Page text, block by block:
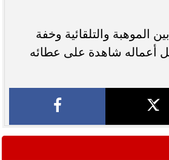
والتلقائية وخفة
أعماله شاهدة على عطائه